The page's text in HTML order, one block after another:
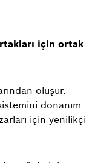
için ortak
oluşur.
donanım
için yenilikçi